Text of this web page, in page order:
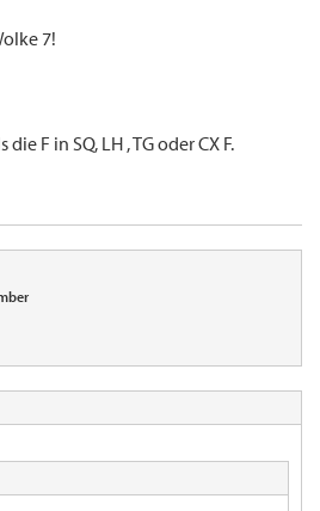
7!
F in SQ, LH , TG oder CX F.